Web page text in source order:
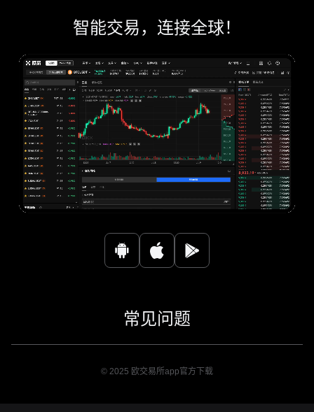
智能交易，连接全球！
常见问题
© 2025 欧交易所app官方下载